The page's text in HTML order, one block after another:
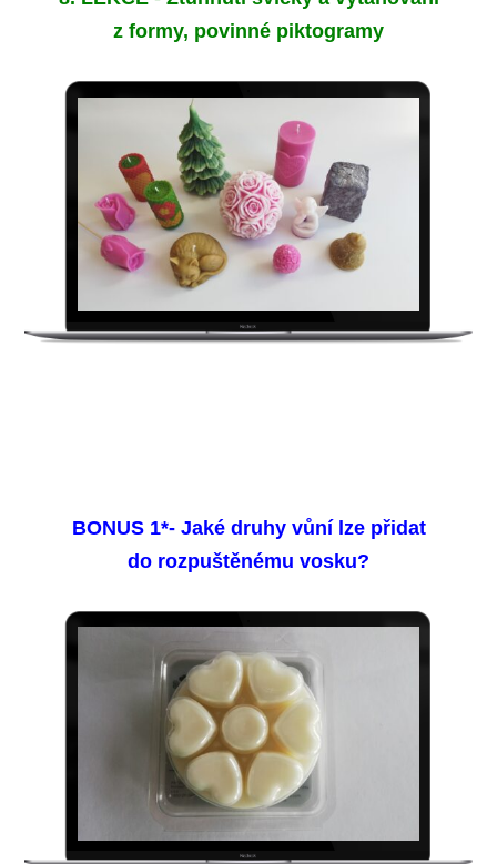
z formy, povinné piktogramy
BONUS 1*- Jaké druhy vůní lze přidat
do rozpuštěnému vosku?